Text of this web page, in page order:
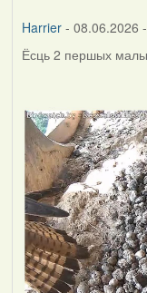
Harrier- 08.06.2026
Ёсць 2 першых